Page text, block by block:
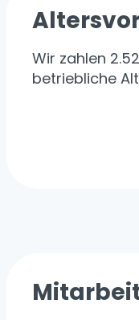
Wir zahlen
betriebliche